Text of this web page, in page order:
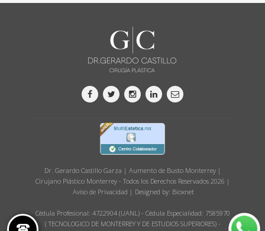
Dr. Gerardo Castillo Garza | Aumento de Busto Monterrey |
Cirujano Plástico Monterrey - Todos los Derechos Reservados 2026 |
Aviso de Privacidad | Designed by: Bioxnet
Cédula Profesional: 4722904 (UANL) - Cédula Especialidad: 7585970
( TECNOLOGICO DE MONTERREY Y DE ESTUDIOS SUPERIORES) -